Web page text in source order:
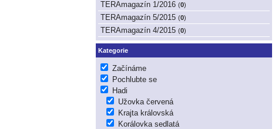
TERAmagazín 1/2016 (0)
TERAmagazín 5/2015 (0)
TERAmagazín 4/2015 (0)
Kategorie
Začínáme
Pochlubte se
Hadi
Užovka červená
Krajta královská
Korálovka sedlatá